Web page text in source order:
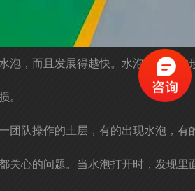
泡，而且发展得越快。水泡有不同
。
团队操作的土层，有的出现水泡，
关心的问题。当水泡打开时，发现